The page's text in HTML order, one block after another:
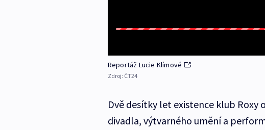
Reportáž Lucie Klímové
Zdroj: ČT24
Dvě desítky let existence klub
divadla, výtvarného umění a